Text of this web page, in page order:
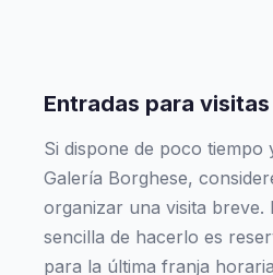
Entradas para
Si dispone de poco tiempo
Galería Borghese,
organizar una visita breve.
sencilla de hacerlo es
para la última franja